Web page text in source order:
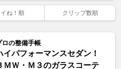
ね！順 クリップ数順
ロの整備手帳
イパフォーマンスセダン！
ＭＷ・Ｍ３のガラスコーテ